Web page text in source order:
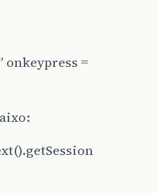
onkeypress =